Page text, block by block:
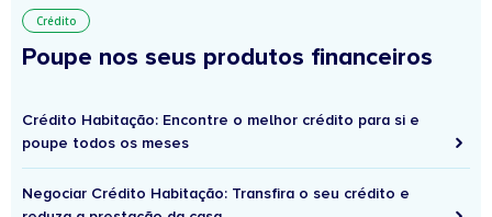
Crédito
Poupe nos seus produtos financeiros
Crédito Habitação: Encontre o melhor crédito para si e
poupe todos os meses
Negociar Crédito Habitação: Transfira o seu crédito e